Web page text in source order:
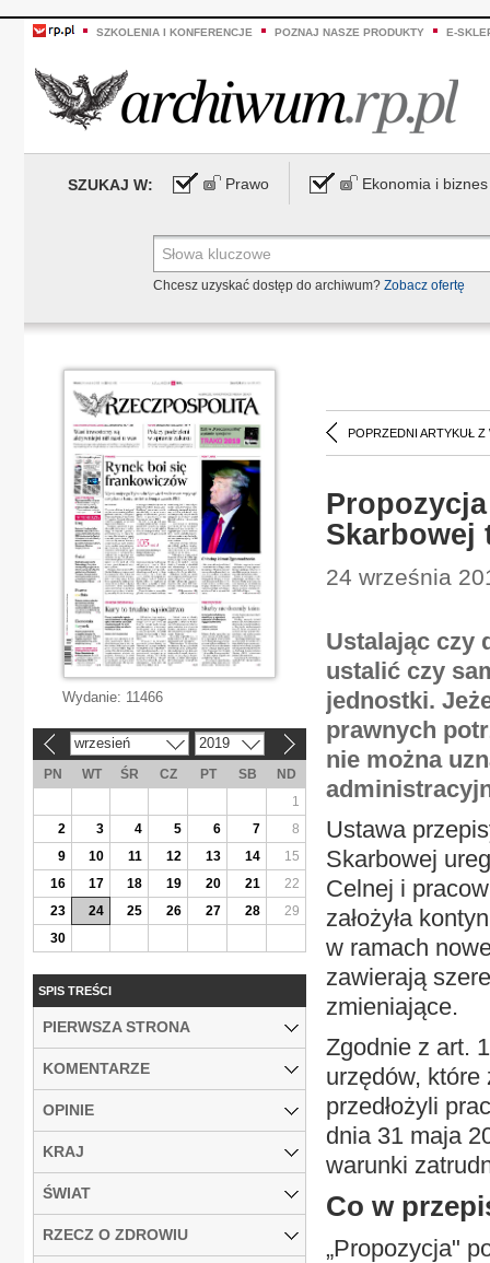
SZKOLENIA I KONFERENCJE POZNAJ NASZE PRODUKTY E-
SZUKAJ W: Prawo Ekonomia i biznes
Chcesz uzyskać dostęp do archiwum? Zobacz ofertę
POPRZEDNI ARTYKUŁ Z
Skarbowej
24 września
Ustalając czy
ustalić czy
jednostki.
prawnych
nie można
Ustawa
Skarbowej
Celnej i
założyła
w ramach
zawierają
zmieniające.
Zgodnie z art.
urzędów, które
przedłożyli
dnia 31 maja
warunki
Co w
„Propozycja"
Wydanie: 11466
wrzesień 2019
PN WT ŚR CZ PT SB
ND
1
2
3 4 5 6 7
8
9
10 11 12 13 14
15
16
17 18 19 20 21
22
23
24 25 26 27 28
29
30
SPIS TREŚCI
PIERWSZA STRONA
KOMENTARZE
OPINIE
KRAJ
ŚWIAT
RZECZ O ZDROWIU